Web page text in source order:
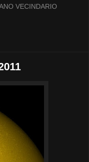
VECINDARIO